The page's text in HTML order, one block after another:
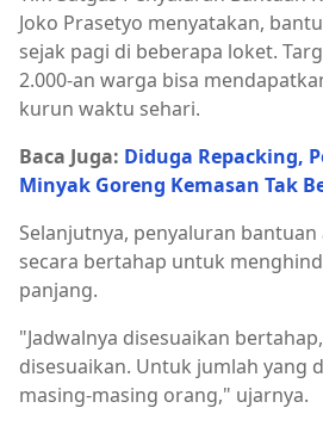
Joko Prasetyo menyatakan,
sejak pagi di beberapa loket.
2.000-an warga bisa
kurun waktu sehari.
Baca Juga: Diduga Repacking,
Minyak Goreng Kemasan Tak
Selanjutnya, penyaluran
secara bertahap untuk
panjang.
"Jadwalnya disesuaikan
disesuaikan. Untuk jumlah yang
masing-masing orang," ujarnya.